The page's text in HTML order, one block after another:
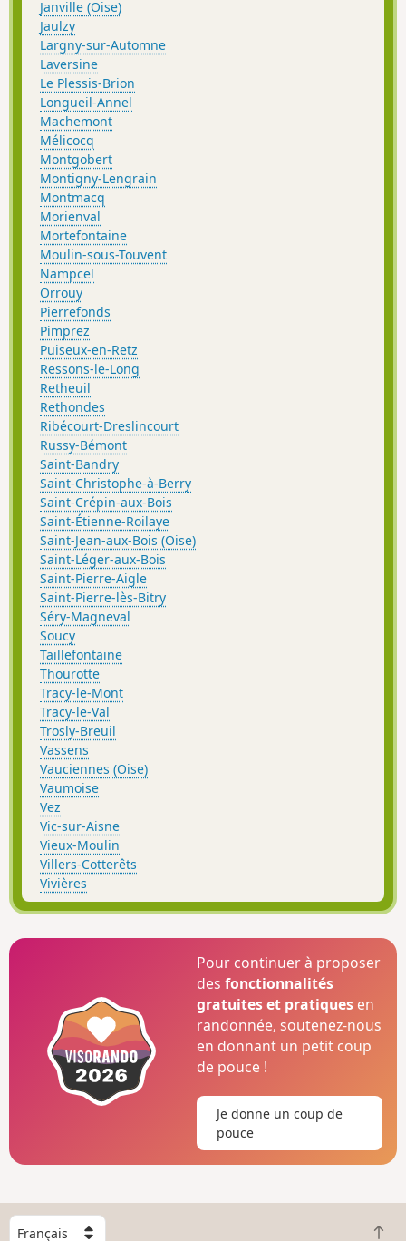
Janville (Oise)
Jaulzy
Largny-sur-Automne
Laversine
Le Plessis-Brion
Longueil-Annel
Machemont
Mélicocq
Montgobert
Montigny-Lengrain
Montmacq
Morienval
Mortefontaine
Moulin-sous-Touvent
Nampcel
Orrouy
Pierrefonds
Pimprez
Puiseux-en-Retz
Ressons-le-Long
Retheuil
Rethondes
Ribécourt-Dreslincourt
Russy-Bémont
Saint-Bandry
Saint-Christophe-à-Berry
Saint-Crépin-aux-Bois
Saint-Étienne-Roilaye
Saint-Jean-aux-Bois (Oise)
Saint-Léger-aux-Bois
Saint-Pierre-Aigle
Saint-Pierre-lès-Bitry
Séry-Magneval
Soucy
Taillefontaine
Thourotte
Tracy-le-Mont
Tracy-le-Val
Trosly-Breuil
Vassens
Vauciennes (Oise)
Vaumoise
Vez
Vic-sur-Aisne
Vieux-Moulin
Villers-Cotterêts
Vivières
Pour continuer à proposer
desfonctionnalités
gratuites et pratiques en
randonnée, soutenez-nous
en donnant un petit coup
de pouce !
Je donne un coup de
pouce
C